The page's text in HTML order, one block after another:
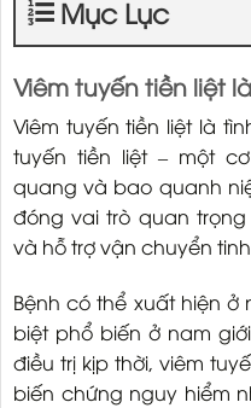
Mục Lục
Viêm tuyến tiền liệt
Viêm tuyến tiền liệt là
tuyến tiền liệt – một
quang và bao quanh
đóng vai trò quan
và hỗ trợ vận chuyển
Bệnh có thể xuất hiện
biệt phổ biến ở nam
điều trị kịp thời, viêm
biến chứng nguy hiểm